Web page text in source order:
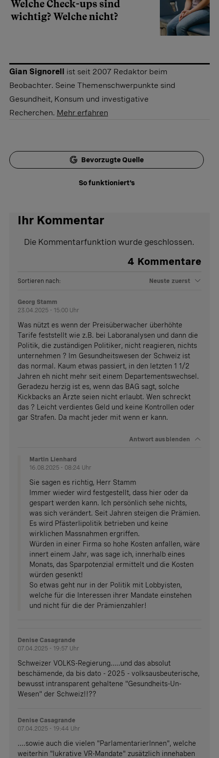
Welche Check-ups sind
wichtig? Welche nicht?
Gian Signorell ist seit 2007 Redaktor beim
Beobachter. Seine Themenschwerpunkte sind
Gesundheit, Konsum und investigative
Recherchen. Mehr erfahren
Bevorzugte Quelle
So funktioniert's
Ihr Kommentar
Die Kommentarfunktion wurde geschlossen.
4 Kommentare
Sortieren nach: Neuste zuerst
Georg Stamm
23.04.2025 - 15:00 Uhr
Was nützt es wenn der Preisüberwacher überhöhte
Tarife feststellt wie z.B. bei Laboranalysen und dann die
Politik, die zuständigen Politiker, nicht reagieren, nichts
unternehmen ? Im Gesundheitswesen der Schweiz ist
das normal. Kaum etwas passiert, in den letzten 1 1/2
Jahren eh nicht mehr seit einem Departementswechsel.
Geradezu herzig ist es, wenn das BAG sagt, solche
Kickbacks an Ärzte seien nicht erlaubt. Wen schreckt
das ? Leicht verdientes Geld und keine Kontrollen oder
gar Strafen. Da macht jeder mit wenn er kann.
Antwortausblenden
Martin Lienhard
16.08.2025 - 08:24 Uhr
Sie sagen es richtig, Herr Stamm
Immer wieder wird festgestellt, dass hier oder da
gespart werden kann. Ich persönlich sehe nichts,
was sich verändert. Seit Jahren steigen die Prämien.
Es wird Pfästerlipolitik betrieben und keine
wirklichen Massnahmen ergriffen.
Würden in einer Firma so hohe Kosten anfallen, wäre
innert einem Jahr, was sage ich, innerhalb eines
Monats, das Sparpotenzial ermittelt und die Kosten
würden gesenkt!
So etwas geht nur in der Politik mit Lobbyisten,
welche für die Interessen ihrer Mandate einstehen
und nicht für die der Prämienzahler!
Denise Casagrande
07.04.2025 - 19:57 Uhr
Schweizer VOLKS-Regierung.....und das absolut
beschämende, da bis dato - 2025 - volksausbeuterische,
bewusst intransparent gehaltene "Gesundheits-Un-
Wesen" der Schweiz!!??
Denise Casagrande
07.04.2025 - 19:44 Uhr
....sowie auch die vielen "ParlamentarierInnen", welche
weiterhin "lukrative VR-Mandate" zusätzlich innehaben